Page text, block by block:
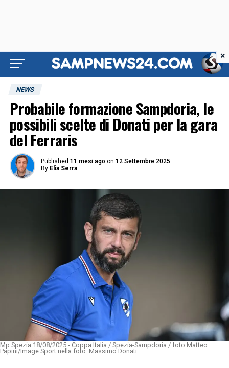
NEWS
Probabile formazione Sampdoria, le
possibili scelte di Donati per la gara
del Ferraris
Published 11 mesi ago on 12 Settembre 2025
By Elia Serra
Mp Spezia 18/08/2025 - Coppa Italia / Spezia-Sampdoria / foto Matteo
Papini/Image Sport nella foto: Massimo Donati
×